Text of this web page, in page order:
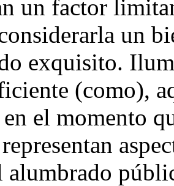
un factor
un
exquisito.
(como),
el momento
alumbrado